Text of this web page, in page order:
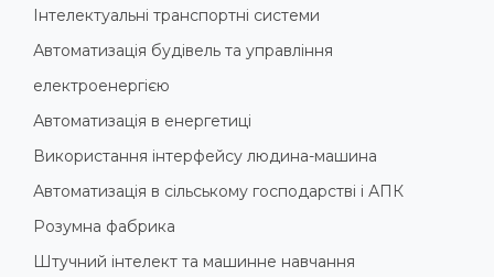
Інтелектуальні транспортні системи
Автоматизація будівель та управління
електроенергією
Автоматизація в енергетиці
Використання інтерфейсу людина-машина
Автоматизація в сільському господарстві і АПК
Розумна фабрика
Штучний інтелект та машинне навчання